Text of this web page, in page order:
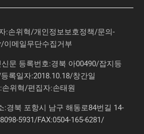
:손위혁/개인정보보호정책/문의-
/이메일무단수집거부
문 등록번호:경북 아00490/잡지등
록일자:2018.10.18/창간일
위혁/편집자:손태원
:경북 포항시 남구 해동로84번길 14-
5931/FAX:0504-165-6281/